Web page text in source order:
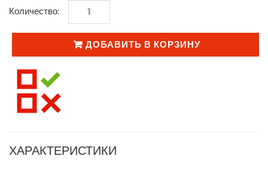
Количество:
ДОБАВИТЬ В КОРЗИНУ
ХАРАКТЕРИСТИКИ